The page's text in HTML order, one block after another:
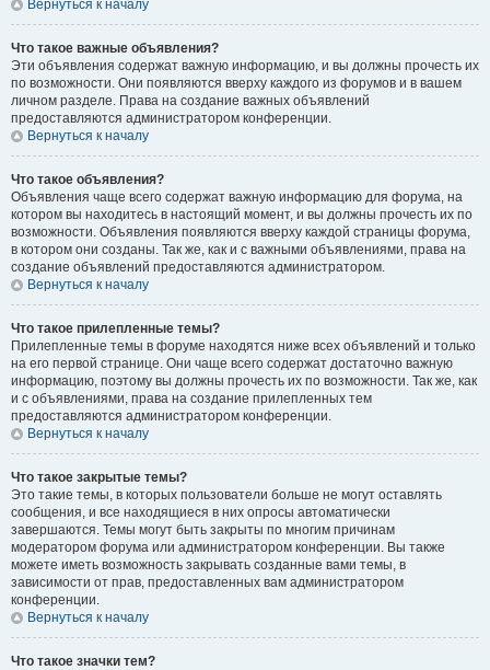
Вернуться к началу
Что такое важные объявления?
Эти объявления содержат важную информацию, и вы должны прочесть их
по возможности. Они появляются вверху каждого из форумов и в вашем
личном разделе. Права на создание важных объявлений
предоставляются администратором конференции.
Вернуться к началу
Что такое объявления?
Объявления чаще всего содержат важную информацию для форума, на
котором вы находитесь в настоящий момент, и вы должны прочесть их по
возможности. Объявления появляются вверху каждой страницы форума,
в котором они созданы. Так же, как и с важными объявлениями, права на
создание объявлений предоставляются администратором.
Вернуться к началу
Что такое прилепленные темы?
Прилепленные темы в форуме находятся ниже всех объявлений и только
на его первой странице. Они чаще всего содержат достаточно важную
информацию, поэтому вы должны прочесть их по возможности. Так же, как
и с объявлениями, права на создание прилепленных тем
предоставляются администратором конференции.
Вернуться к началу
Что такое закрытые темы?
Это такие темы, в которых пользователи больше не могут оставлять
сообщения, и все находящиеся в них опросы автоматически
завершаются. Темы могут быть закрыты по многим причинам
модератором форума или администратором конференции. Вы также
можете иметь возможность закрывать созданные вами темы, в
зависимости от прав, предоставленных вам администратором
конференции.
Вернуться к началу
Что такое значки тем?